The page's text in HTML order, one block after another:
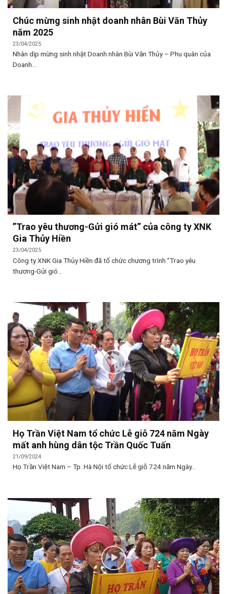
Chúc mừng sinh nhật doanh nhân Bùi Văn Thủy
năm 2025
23/04/2025
Nhân dịp mừng sinh nhật Doanh nhân Bùi Văn Thủy – Phu quân của
Doanh...
”Trao yêu thương-Gửi gió mát” của công ty XNK
Gia Thủy Hiền
23/04/2025
Công ty XNK Gia Thủy Hiền đã tổ chức chương trình ”Trao yêu
thương-Gửi gió...
Họ Trần Việt Nam tổ chức Lễ giỗ 724 năm Ngày
mất anh hùng dân tộc Trần Quốc Tuấn
21/09/2024
Họ Trần Việt Nam – Tp. Hà Nội tổ chức Lễ giỗ 724 năm Ngày...